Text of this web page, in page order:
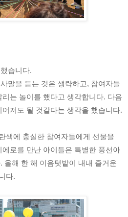
습니다.
말을 듣는 것은 생략하고, 참여자들
는 놀이를 했다고 생각합니다. 다음
색에 충실한 참여자들에게 선물을
로를 만난 아이들은 특별한 풍선아
올해 한 해 이음텃밭이 내내 즐거운
다.